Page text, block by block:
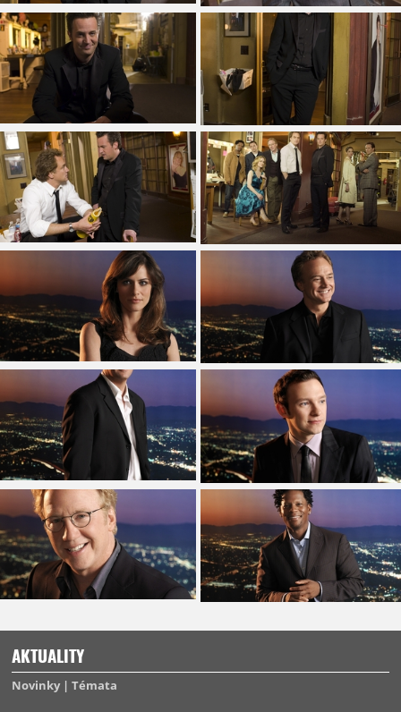
AKTUALITY
Novinky Témata